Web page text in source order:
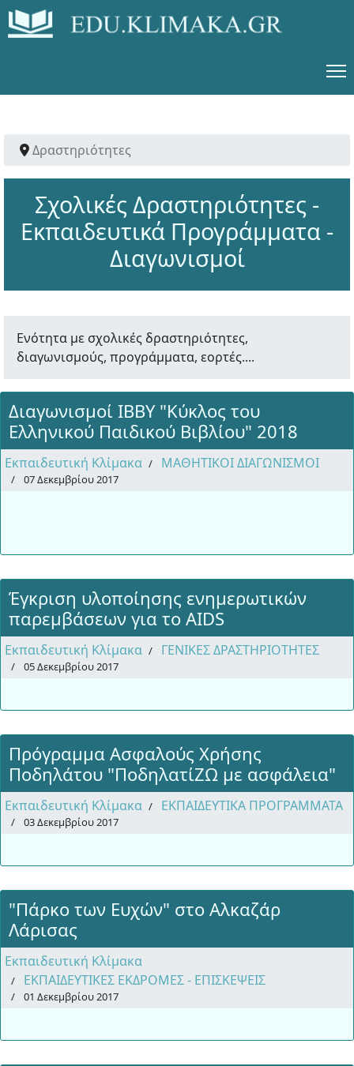
Δραστηριότητες
Σχολικές Δραστηριότητες -
Εκπαιδευτικά Προγράμματα -
Διαγωνισμοί
Ενότητα με σχολικές δραστηριότητες,
διαγωνισμούς, προγράμματα, εορτές....
Διαγωνισμοί ΙΒΒΥ "Κύκλος του
Ελληνικού Παιδικού Βιβλίου" 2018
Εκπαιδευτική Κλίμακα ΜΑΘΗΤΙΚΟΙ ΔΙΑΓΩΝΙΣΜΟΙ
07 Δεκεμβρίου 2017
Έγκριση υλοποίησης ενημερωτικών
παρεμβάσεων για το AIDS
Εκπαιδευτική Κλίμακα ΓΕΝΙΚΕΣ ΔΡΑΣΤΗΡΙΟΤΗΤΕΣ
05 Δεκεμβρίου 2017
Πρόγραμμα Ασφαλούς Χρήσης
Ποδηλάτου "ΠοδηλατίΖΩ με ασφάλεια"
Εκπαιδευτική Κλίμακα ΕΚΠΑΙΔΕΥΤΙΚΑ ΠΡΟΓΡΑΜΜΑΤΑ
03 Δεκεμβρίου 2017
"Πάρκο των Ευχών" στο Αλκαζάρ
Λάρισας
Εκπαιδευτική Κλίμακα
ΕΚΠΑΙΔΕΥΤΙΚΕΣ ΕΚΔΡΟΜΕΣ - ΕΠΙΣΚΕΨΕΙΣ
01 Δεκεμβρίου 2017